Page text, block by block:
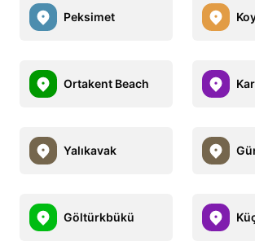
Peksimet
Ortakent Beach
Yalıkavak
Göltürkbükü